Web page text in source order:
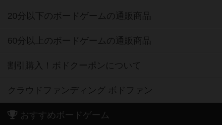
20分以下のボードゲームの通販商品
60分以上のボードゲームの通販商品
割引購入！ボドクーポンについて
クラウドファンディング ボドファン
おすすめボードゲーム